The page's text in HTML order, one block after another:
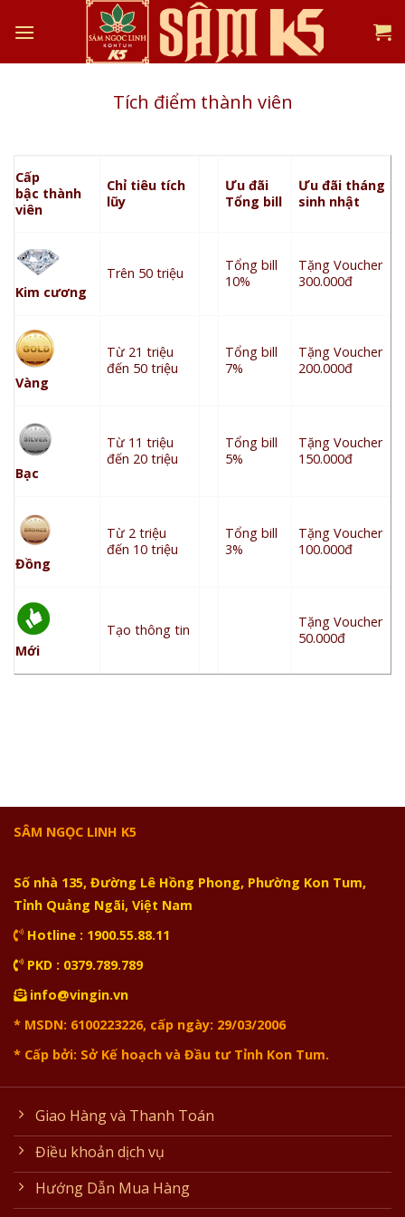
Tích điểm thành viên
Cấp
bậc thành
viên
Chỉ tiêu tích
lũy
Ưu đãi
Tổng bill
Ưu đãi tháng
sinh nhật
Kim cương
Trên 50 triệu
Tổng bill
10%
Tặng Voucher
300.000đ
Vàng
Từ 21 triệu
đến 50 triệu
Tổng bill
7%
Tặng Voucher
200.000đ
Bạc
Từ 11 triệu
đến 20 triệu
Tổng bill
5%
Tặng Voucher
150.000đ
Đồng
Từ 2 triệu
đến 10 triệu
Tổng bill
3%
Tặng Voucher
100.000đ
Mới
Tạo thông tin
Tặng Voucher
50.000đ
SÂM NGỌC LINH K5
Số nhà 135, Đường Lê Hồng Phong, Phường Kon Tum,
Tỉnh Quảng Ngãi, Việt Nam
Hotline : 1900.55.88.11
PKD : 0379.789.789
info@vingin.vn
* MSDN: 6100223226, cấp ngày: 29/03/2006
* Cấp bởi: Sở Kế hoạch và Đầu tư Tỉnh Kon Tum.
Giao Hàng và Thanh Toán
Điều khoản dịch vụ
Hướng Dẫn Mua Hàng